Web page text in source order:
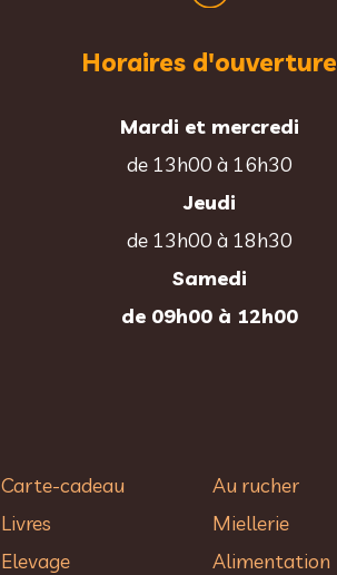
Horaires d'ouverture
Mardi et mercredi
de 13h00 à 16h30
Jeudi
de 13h00 à 18h30
Samedi
de 09h00 à 12h00
Carte-cadeau
Livres
Elevage
Au rucher​
Miellerie
Alimentation